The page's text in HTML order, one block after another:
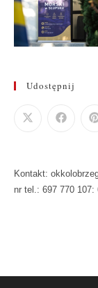
Udostępnij
Kontakt:
nr tel.: 697 770 107: